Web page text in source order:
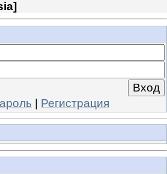
]
| Регистрация